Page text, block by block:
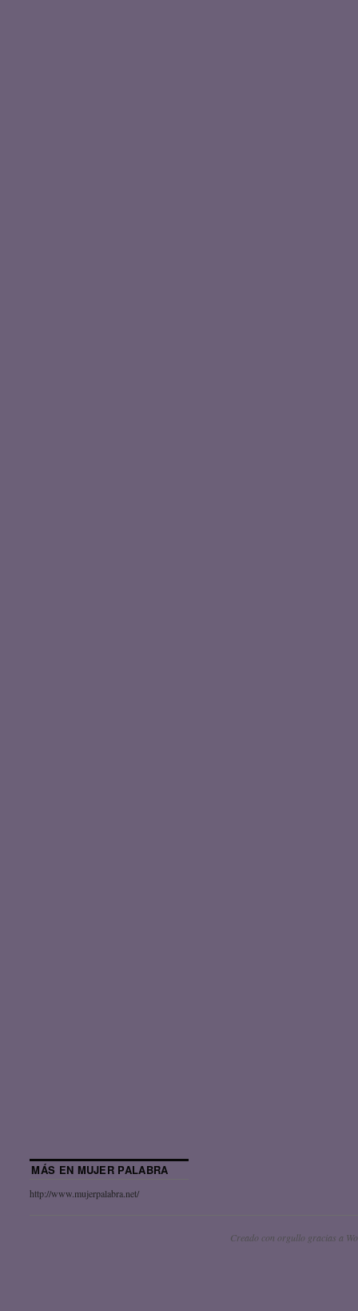
MÁS EN MUJER PALABRA
http://www.mujerpalabra.net/
Creado con orgullo gracias a